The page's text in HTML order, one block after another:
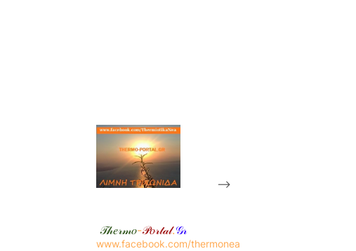
-->
𝒯𝒽𝑒𝓇𝓂𝑜-𝒫𝑜𝓇𝓉𝒶𝓁.𝒢𝓇
www.facebook.com/thermonea